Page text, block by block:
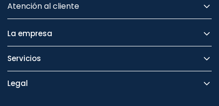
Atención al cliente
La empresa
Servicios
Legal